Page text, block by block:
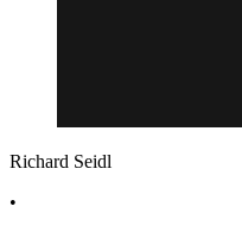
Richard Seidl
•